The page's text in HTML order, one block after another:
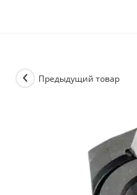
Предыдущий товар